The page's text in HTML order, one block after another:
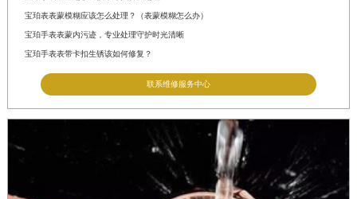
宝珀表表蒙模糊应该怎么处理？（表蒙模糊怎么办）
宝珀手表表蒙内污迹，专业处理守护时光清晰
宝珀手表表带卡扣生锈该如何修复？
联系维修服务中心